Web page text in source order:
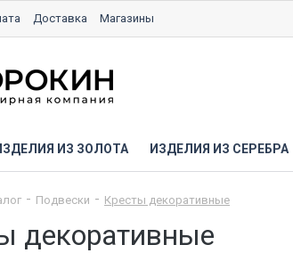
Доставка Магазины
ИЗ ЗОЛОТА ИЗДЕЛИЯ ИЗ СЕРЕБРА
Подвески Кресты декоративные
декоративные